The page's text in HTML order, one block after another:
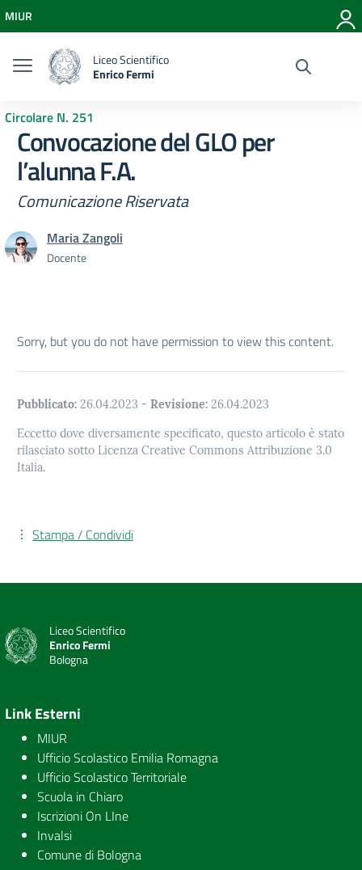
Vai al menu di navigazione
Vai al footer
MIUR
Liceo Scientifico
Enrico Fermi
Circolare N. 251
Convocazione del GLO per
l’alunna F.A.
Comunicazione Riservata
Maria Zangoli
Docente
Sorry, but you do not have permission to view this content.
Pubblicato: 26.04.2023 - Revisione: 26.04.2023
Eccetto dove diversamente specificato, questo articolo è stato
rilasciato sotto Licenza Creative Commons Attribuzione 3.0
Italia.
Stampa / Condividi
Liceo Scientifico
Enrico Fermi
Bologna
Link Esterni
MIUR
Ufficio Scolastico Emilia Romagna
Ufficio Scolastico Territoriale
Scuola in Chiaro
Iscrizioni On LIne
Invalsi
Comune di Bologna